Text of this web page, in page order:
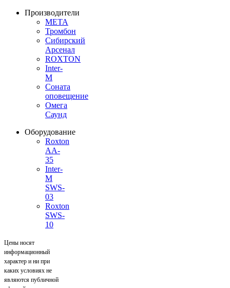
Производители
МЕТА
Тромбон
Сибирский
Арсенал
ROXTON
Inter-
M
Соната
оповещение
Омега
Саунд
Оборудование
Roxton
AA-
35
Inter-
M
SWS-
03
Roxton
SWS-
10
Цены носят
информационный
характер и ни при
каких условиях не
являются публичной